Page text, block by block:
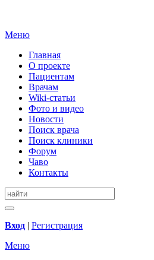
Меню
Главная
О проекте
Пациентам
Врачам
Wiki-статьи
Фото и видео
Новости
Поиск врача
Поиск клиники
Форум
Чаво
Контакты
Вход | Регистрация
Меню